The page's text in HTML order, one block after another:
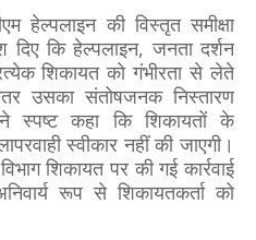
हेल्पलाइन की विस्तृत समीक्षा
दिए कि हेल्पलाइन, जनता दर्शन
शिकायत को गंभीरता से लेते
उसका संतोषजनक निस्तारण
स्पष्ट कहा कि शिकायतों के
स्वीकार नहीं की जाएगी।
शिकायत पर की गई कार्रवाई
रूप से शिकायतकर्ता को